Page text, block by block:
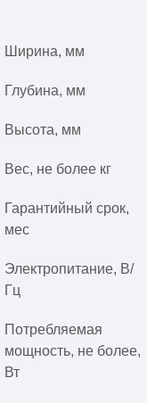
Ширина, мм
Глубина, мм
Высота, мм
Вес, не более кг
Гарантийный срок,
мес
Электропитание, В/
Гц
Потребляемая
мощность, не более,
Вт